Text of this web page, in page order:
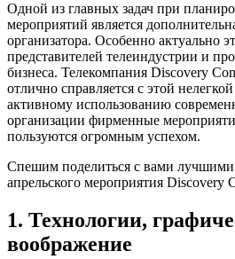
Одной из главных задач при
мероприятий является
организатора. Особенно актуально
представителей телеиндустрии и
бизнеса. Телекомпания Discovery
отлично справляется с этой
активному использованию
организации фирменные
пользуются огромным успехом.
Спешим поделиться с вами
апрельского мероприятия Discovery
1. Технологии,
воображение